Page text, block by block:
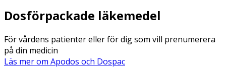
Dosförpackade läkemedel
För vårdens patienter eller för dig som vill prenumerera
på din medicin
Läs mer om Apodos och Dospac